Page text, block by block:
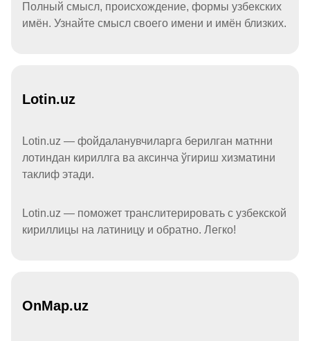
Полный смысл, происхождение, формы узбекских
имён. Узнайте смысл своего имени и имён близких.
Lotin.uz
Lotin.uz — фойдаланувчиларга берилган матнни
лотиндан кириллга ва аксинча ўгириш хизматини
таклиф этади.
Lotin.uz — поможет транслитерировать с узбекской
кириллицы на латиницу и обратно. Легко!
OnMap.uz